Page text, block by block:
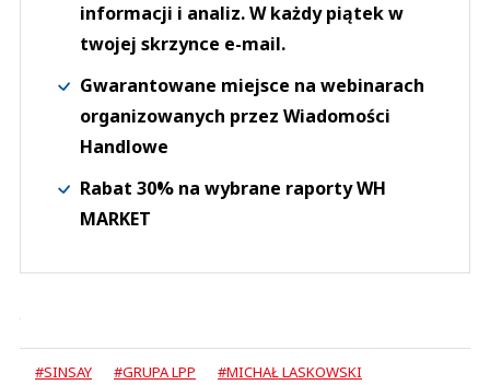
informacji i analiz. W każdy piątek w
twojej skrzynce e-mail.
Gwarantowane miejsce na webinarach
organizowanych przez Wiadomości
Handlowe
Rabat 30% na wybrane raporty WH
MARKET
#SINSAY #GRUPA LPP
#MICHAŁ LASKOWSKI